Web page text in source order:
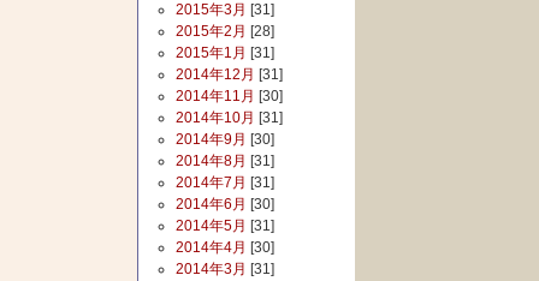
2015年3月 [31]
2015年2月 [28]
2015年1月 [31]
2014年12月 [31]
2014年11月 [30]
2014年10月 [31]
2014年9月 [30]
2014年8月 [31]
2014年7月 [31]
2014年6月 [30]
2014年5月 [31]
2014年4月 [30]
2014年3月 [31]